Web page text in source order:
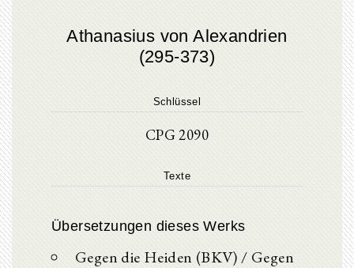
Athanasius von Alexandrien
(295-373)
Schlüssel
CPG 2090
Texte
Übersetzungen dieses Werks
Gegen die Heiden (BKV) / Gegen